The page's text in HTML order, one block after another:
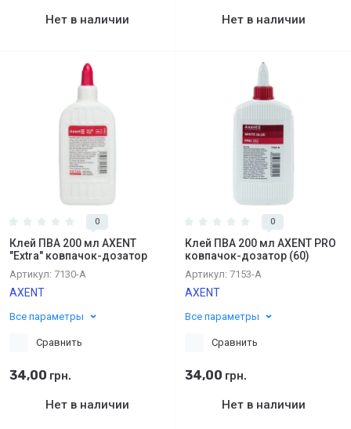
Нет в наличии Нет в наличии
0
Клей ПВА 200 мл AXENT
"Extra" ковпачок-дозатор
Артикул: 7130-А
AXENT
Все параметры
Сравнить
34,00 грн.
Нет в наличии
0
Клей ПВА 200 мл AXENT PRO
ковпачок-дозатор (60)
Артикул: 7153-A
AXENT
Все параметры
Сравнить
34,00 грн.
Нет в наличии